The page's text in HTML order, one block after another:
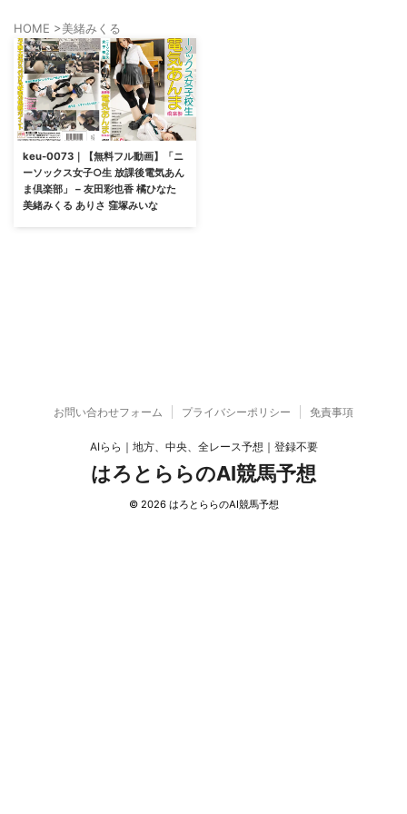
HOME >美緒みくる
keu-0073｜【無料フル動画】「ニ
ーソックス女子○生 放課後電気あん
ま倶楽部」 – 友田彩也香 橘ひなた
美緒みくる ありさ 窪塚みいな
お問い合わせフォーム プライバシーポリシー 免責事項
AIらら｜地方、中央、全レース予想｜登録不要
はろとららのAI競馬予想
© 2026 はろとららのAI競馬予想